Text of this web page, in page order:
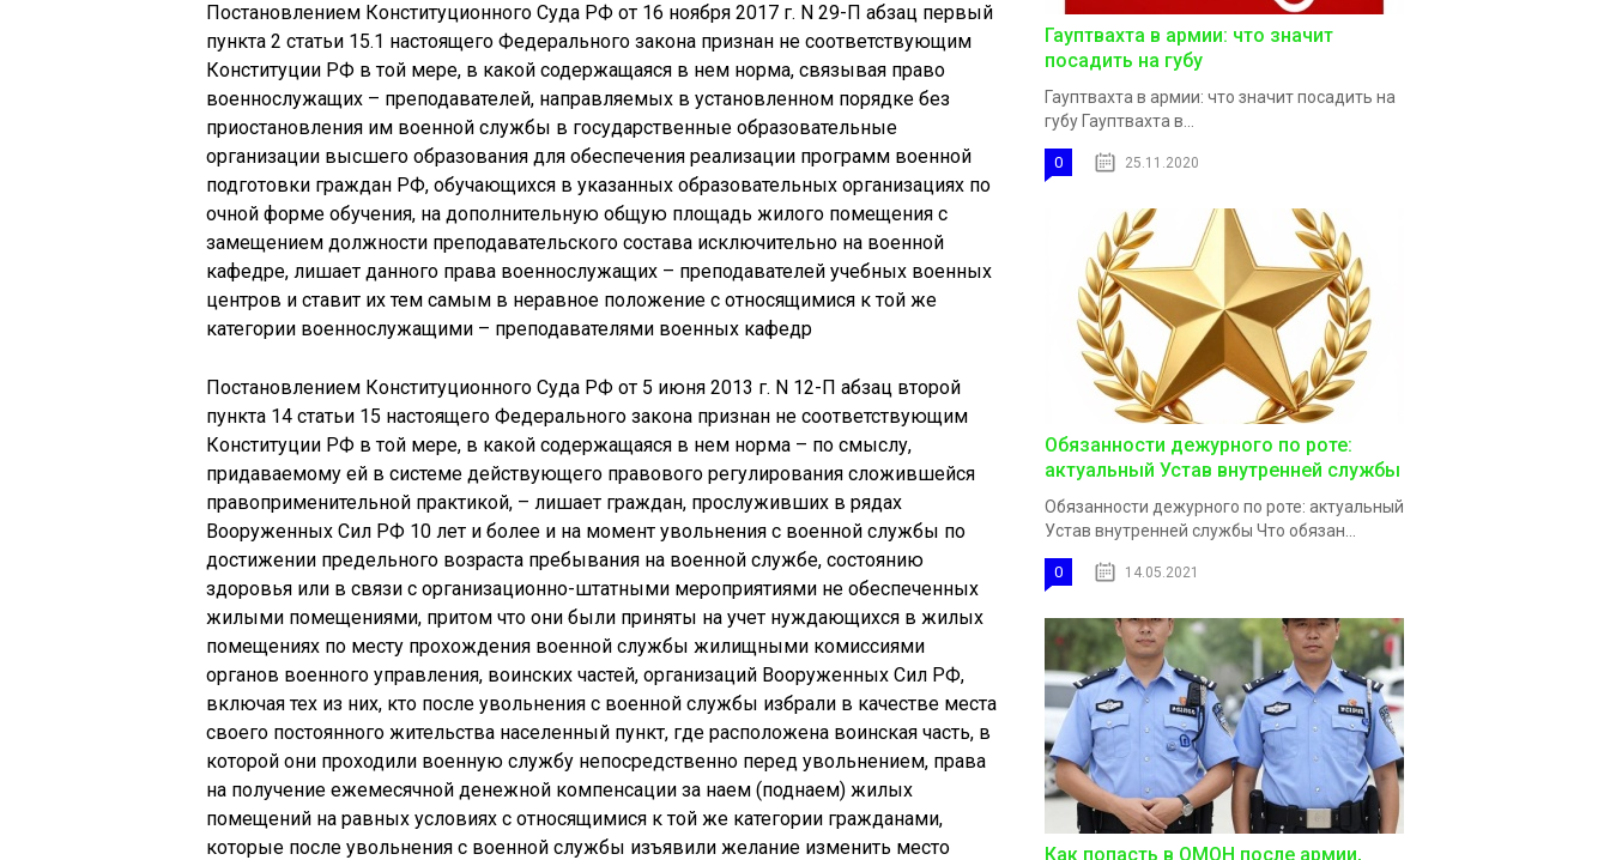
Постановлением Конституционного Суда РФ от 16 ноября 2017 г. N 29-П абзац первый
пункта 2 статьи 15.1 настоящего Федерального закона признан не соответствующим
Конституции РФ в той мере, в какой содержащаяся в нем норма, связывая право
военнослужащих – преподавателей, направляемых в установленном порядке без
приостановления им военной службы в государственные образовательные
организации высшего образования для обеспечения реализации программ военной
подготовки граждан РФ, обучающихся в указанных образовательных организациях по
очной форме обучения, на дополнительную общую площадь жилого помещения с
замещением должности преподавательского состава исключительно на военной
кафедре, лишает данного права военнослужащих – преподавателей учебных военных
центров и ставит их тем самым в неравное положение с относящимися к той же
категории военнослужащими – преподавателями военных кафедр
Постановлением Конституционного Суда РФ от 5 июня 2013 г. N 12-П абзац второй
пункта 14 статьи 15 настоящего Федерального закона признан не соответствующим
Конституции РФ в той мере, в какой содержащаяся в нем норма – по смыслу,
придаваемому ей в системе действующего правового регулирования сложившейся
правоприменительной практикой, – лишает граждан, прослуживших в рядах
Вооруженных Сил РФ 10 лет и более и на момент увольнения с военной службы по
достижении предельного возраста пребывания на военной службе, состоянию
здоровья или в связи с организационно-штатными мероприятиями не обеспеченных
жилыми помещениями, притом что они были приняты на учет нуждающихся в жилых
помещениях по месту прохождения военной службы жилищными комиссиями
органов военного управления, воинских частей, организаций Вооруженных Сил РФ,
включая тех из них, кто после увольнения с военной службы избрали в качестве места
своего постоянного жительства населенный пункт, где расположена воинская часть, в
которой они проходили военную службу непосредственно перед увольнением, права
на получение ежемесячной денежной компенсации за наем (поднаем) жилых
помещений на равных условиях с относящимися к той же категории гражданами,
которые после увольнения с военной службы изъявили желание изменить место
Гауптвахта в армии: что значит
посадить на губу
Гауптвахта в армии: что значит посадить на
губу Гауптвахта в...
0 25.11.2020
Обязанности дежурного по роте:
актуальный Устав внутренней службы
Обязанности дежурного по роте: актуальный
Устав внутренней службы Что обязан...
0 14.05.2021
Как попасть в ОМОН после армии,